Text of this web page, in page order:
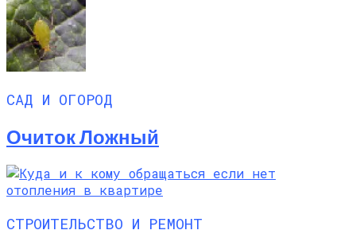
САД И ОГОРОД
Очиток Ложный
СТРОИТЕЛЬСТВО И РЕМОНТ